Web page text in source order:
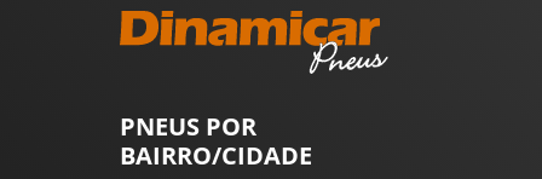
PNEUS POR
BAIRRO/CIDADE